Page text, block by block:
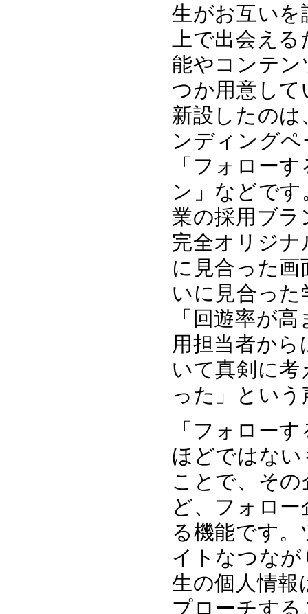
生がお互いを
上で出会え
能やコンテン
つか用意して
新設したのは
ンディング
「フォロー
ン」などで
業の採用ブ
完全オリジナ
に見合った
いに見合っ
「回遊率が
用担当者か
いて真剣に
った」とい
「フォロー
ほどではな
ことで、そ
ど、フォロ
る機能です
イトなつな
生の個人情報
プローチす